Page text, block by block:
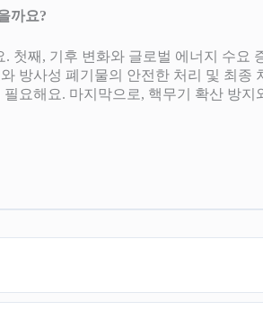
까요?
첫째, 기후 변화와 글로벌 에너지 수
방사성 폐기물의 안전한 처리 및 최
요해요. 마지막으로, 핵무기 확산 방